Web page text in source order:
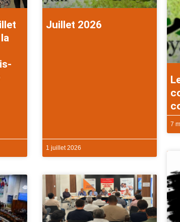
Juillet 2026
1 juillet 2026
7